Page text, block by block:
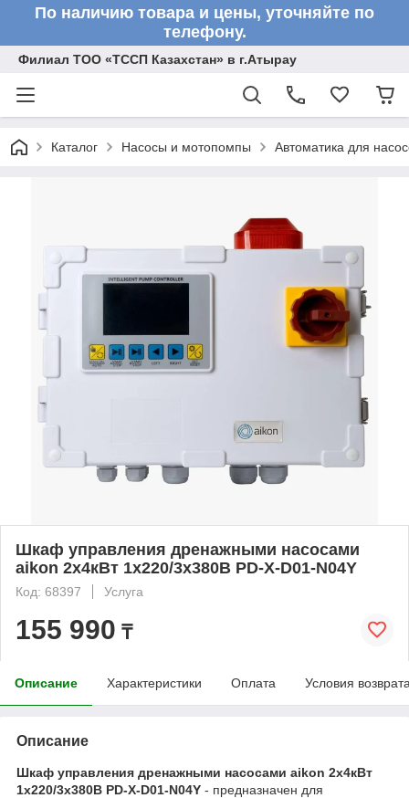
По наличию товара и цены, уточняйте по
телефону.
Филиал ТОО «ТССП Казахстан» в г.Атырау
Каталог Насосы и мотопомпы Автоматика для
Шкаф управления дренажными насосами
aikon 2х4кВт 1х220/3х380В PD-X-D01-N04Y
Код: 68397 Услуга
155 990 ₸
Описание Характеристики Оплата Условия
Описание
Шкаф управления дренажными насосами aikon 2х4кВт
1х220/3х380В PD-X-D01-N04Y​ - предназначен для